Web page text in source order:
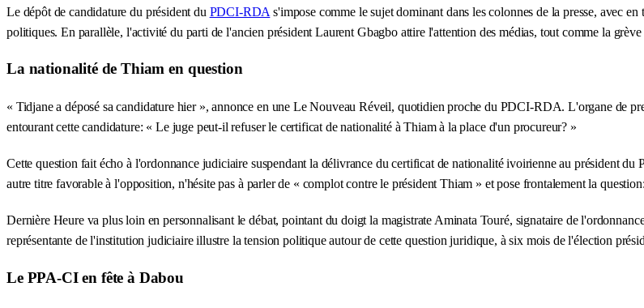
Le dépôt de candidature du président du PDCI-RDA s'impose comme le sujet dominant dans les colonnes de la presse, avec
politiques. En parallèle, l'activité du parti de l'ancien président Laurent Gbagbo attire l'attention des médias, tout comme la
La nationalité de Thiam en question
« Tidjane a déposé sa candidature hier », annonce en une Le Nouveau Réveil, quotidien proche du PDCI-RDA. L'organe de
entourant cette candidature: « Le juge peut-il refuser le certificat de nationalité à Thiam à la place d'un procureur? »
Cette question fait écho à l'ordonnance judiciaire suspendant la délivrance du certificat de nationalité ivoirienne au président
autre titre favorable à l'opposition, n'hésite pas à parler de « complot contre le président Thiam » et pose frontalement la
Dernière Heure va plus loin en personnalisant le débat, pointant du doigt la magistrate Aminata Touré, signataire de
représentante de l'institution judiciaire illustre la tension politique autour de cette question juridique, à six mois de l'élection
Le PPA-CI en fête à Dabou